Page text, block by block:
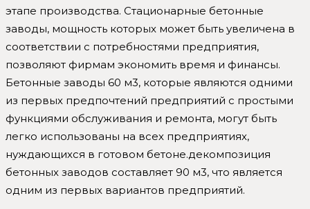
этапе производства. Стационарные бетонные
заводы, мощность которых может быть увеличена в
соответствии с потребностями предприятия,
позволяют фирмам экономить время и финансы.
Бетонные заводы 60 м3, которые являются одними
из первых предпочтений предприятий с простыми
функциями обслуживания и ремонта, могут быть
легко использованы на всех предприятиях,
нуждающихся в готовом бетоне.декомпозиция
бетонных заводов составляет 90 м3, что является
одним из первых вариантов предприятий.